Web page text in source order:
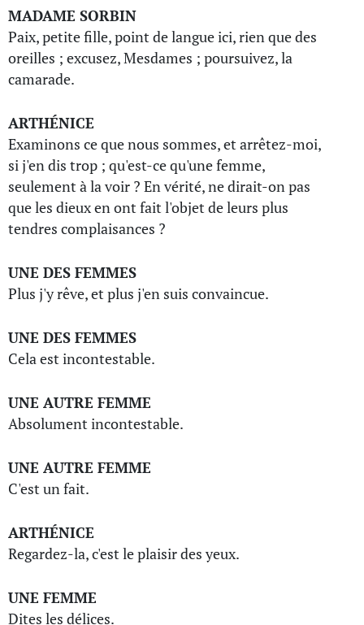
MADAME SORBIN
Paix, petite fille, point de langue ici, rien que des
oreilles ; excusez, Mesdames ; poursuivez, la
camarade.
ARTHÉNICE
Examinons ce que nous sommes, et arrêtez-moi,
si j'en dis trop ; qu'est-ce qu'une femme,
seulement à la voir ? En vérité, ne dirait-on pas
que les dieux en ont fait l'objet de leurs plus
tendres complaisances ?
UNE DES FEMMES
Plus j'y rêve, et plus j'en suis convaincue.
UNE DES FEMMES
Cela est incontestable.
UNE AUTRE FEMME
Absolument incontestable.
UNE AUTRE FEMME
C'est un fait.
ARTHÉNICE
Regardez-la, c'est le plaisir des yeux.
UNE FEMME
Dites les délices.